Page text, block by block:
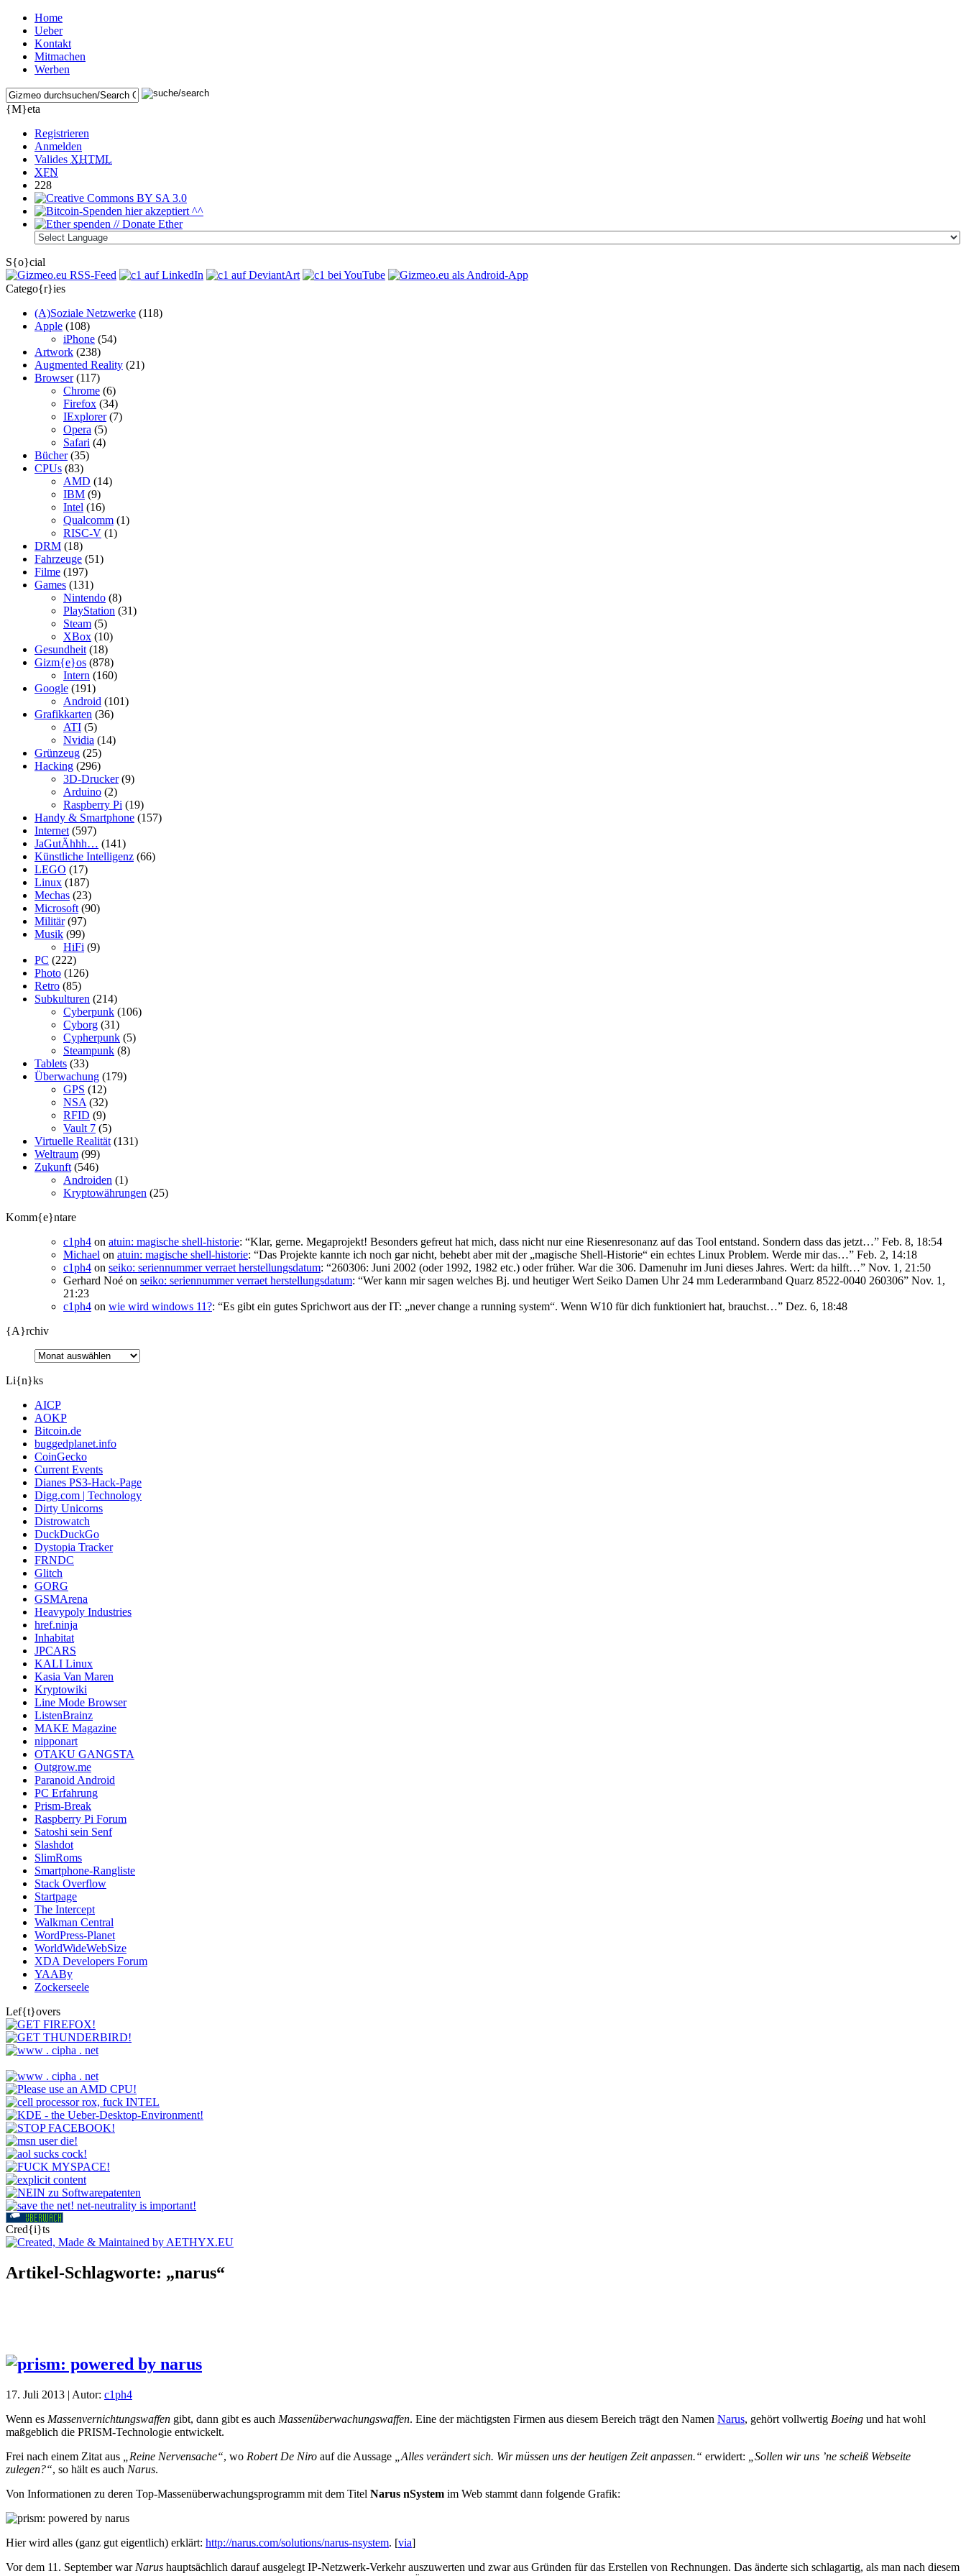
Home
Ueber
Kontakt
Mitmachen
Werben
{M}eta
Registrieren
Anmelden
Valides XHTML
XFN
228
S{o}cial
Catego{r}ies
(A)Soziale Netzwerke (118)
Apple (108)
iPhone (54)
Artwork (238)
Augmented Reality (21)
Browser(117)
Chrome (6)
Firefox (34)
IExplorer(7)
Opera (5)
Safari (4)
Bücher(35)
CPUs (83)
AMD (14)
IBM (9)
Intel (16)
Qualcomm (1)
RISC-V (1)
DRM (18)
Fahrzeuge (51)
Filme (197)
Games (131)
Nintendo (8)
PlayStation (31)
Steam (5)
XBox (10)
Gesundheit (18)
Gizm{e}os (878)
Intern (160)
Google (191)
Android (101)
Grafikkarten (36)
ATI (5)
Nvidia (14)
Grünzeug (25)
Hacking (296)
3D-Drucker(9)
Arduino (2)
Raspberry Pi (19)
Handy & Smartphone (157)
Internet (597)
JaGutÄhhh… (141)
Künstliche Intelligenz (66)
LEGO (17)
Linux (187)
Mechas (23)
Microsoft (90)
Militär(97)
Musik (99)
HiFi (9)
PC (222)
Photo (126)
Retro (85)
Subkulturen (214)
Cyberpunk (106)
Cyborg (31)
Cypherpunk (5)
Steampunk (8)
Tablets (33)
Überwachung (179)
GPS (12)
NSA (32)
RFID (9)
Vault 7 (5)
Virtuelle Realität (131)
Weltraum (99)
Zukunft (546)
Androiden (1)
Kryptowährungen (25)
Komm{e}ntare
c1ph4 on atuin: magische shell-historie: “Klar, gerne. Megaprojekt! Besonders gefreut hat mich, dass nicht nur eine Riesenresonanz auf das Tool entstand. Sondern dass das jetzt…” Feb. 8, 18:54
Michael on atuin: magische shell-historie: “Das Projekte kannte ich noch gar nicht, behebt aber mit der „magische Shell-Historie“ ein echtes Linux Problem. Werde mir das…” Feb. 2, 14:18
c1ph4 on seiko: seriennummer verraet herstellungsdatum: “260306: Juni 2002 (oder 1992, 1982 etc.) oder früher. War die 306. Damenuhr im Juni dieses Jahres. Wert: da hilft…” Nov. 1, 21:50
Gerhard Noé on seiko: seriennummer verraet herstellungsdatum: “Wer kann mir sagen welches Bj. und heutiger Wert Seiko Damen Uhr 24 mm Lederarmband Quarz 8522-0040 260306” Nov. 1,
21:23
c1ph4 on wie wird windows 11?: “Es gibt ein gutes Sprichwort aus der IT: „never change a running system“. Wenn W10 für dich funktioniert hat, brauchst…” Dez. 6, 18:48
{A}rchiv
Li{n}ks
AICP
AOKP
Bitcoin.de
buggedplanet.info
CoinGecko
Current Events
Dianes PS3-Hack-Page
Digg.com | Technology
Dirty Unicorns
Distrowatch
DuckDuckGo
Dystopia Tracker
FRNDC
Glitch
GORG
GSMArena
Heavypoly Industries
href.ninja
Inhabitat
JPCARS
KALI Linux
Kasia Van Maren
Kryptowiki
Line Mode Browser
ListenBrainz
MAKE Magazine
nipponart
OTAKU GANGSTA
Outgrow.me
Paranoid Android
PC Erfahrung
Prism-Break
Raspberry Pi Forum
Satoshi sein Senf
Slashdot
SlimRoms
Smartphone-Rangliste
Stack Overflow
Startpage
The Intercept
Walkman Central
WordPress-Planet
WorldWideWebSize
XDA Developers Forum
YAABy
Zockerseele
Lef{t}overs
Cred{i}ts
Artikel-Schlagworte: „narus“
17. Juli 2013 | Autor: c1ph4
Wenn es Massenvernichtungswaffen gibt, dann gibt es auch Massenüberwachungswaffen. Eine der mächtigsten Firmen aus diesem Bereich trägt den Namen Narus, gehört vollwertig Boeing und hat wohl
maßgeblich die PRISM-Technologie entwickelt.
Frei nach einem Zitat aus
„Reine Nervensache“, wo Robert De Niro auf die Aussage „Alles verändert sich. Wir müssen uns der heutigen Zeit anpassen.“ erwidert:
„Sollen wir uns ’ne scheiß Webseite
zulegen?“, so hält es auch Narus.
Von Informationen zu deren Top-Massenüberwachungsprogramm mit dem Titel Narus nSystem im Web stammt dann folgende Grafik:
Hier wird alles (ganz gut eigentlich) erklärt: http://narus.com/solutions/narus-nsystem. [via]
Vor dem 11. September war Narus hauptsächlich darauf ausgelegt IP-Netzwerk-Verkehr auszuwerten und zwar aus Gründen für das Erstellen von Rechnungen. Das änderte sich schlagartig, als man nach diesem